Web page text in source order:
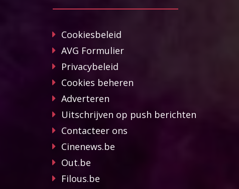
Cookiesbeleid
AVG Formulier
Privacybeleid
Cookies beheren
Adverteren
Uitschrijven op push berichten
Contacteer ons
Cinenews.be
Out.be
Filous.be